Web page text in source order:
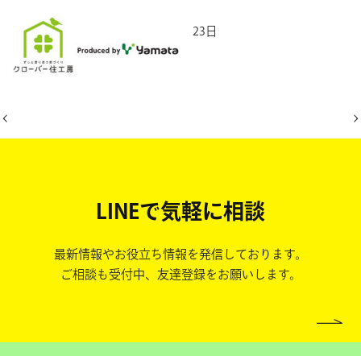
2026年3月23日
LINEで気軽に相談
最新情報やお役立ち情報を発信しております。
ご相談も受付中、友達登録をお願いします。